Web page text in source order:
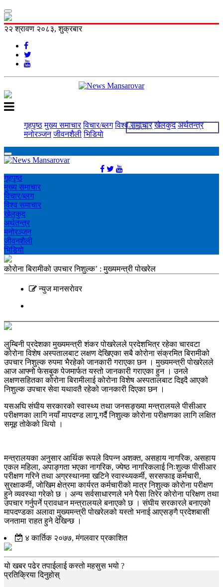
२२ श्रावण २०८३, शुक्रबार
गृहपृष्ठ मुख्य समाचार विचार/ब्लग विश्व समाचार खेलकुद अर्थतन्त्र
मनोरञ्‍जन जीवनशैली भिडियाे
गृहपृष्ठ
मुख्य समाचार
विचार/ब्लग
विश्व समाचार
खेलकुद
अर्थतन्त्र
मनोरञ्‍जन
जीवनशैली
भिडियाे
कोरोना बिरामीको उपचार निशुल्क’ : मुख्यमन्त्री पोखरेल
न्युज मानसराेवर
लुम्बिनी प्रदेशका मुख्यमन्त्री शंकर पोखरेलले प्रदेशभित्र रहेका चारवटा
कोरोना विशेष अस्पतालबाट लक्षण देखिएका सबै कोरोना संक्रमित बिरामीको
उपचार निशुल्क रुपमा भैरहेको जानकारी गराएका छन । मुख्यमन्त्री पोखरेलले
आज आफ्नो फेसबुक पेजमार्फत यस्तो जानकारी गराएका हुन । उनले
लक्षणसहितका कोरोना बिरामीलाई कोरोना विशेष अस्पतालबाट दिइदै आएको
निशुल्क उपचार सेवा यथावतै रहेको जानकारी दिएका छन ।
यसअघि संघीय सरकारको स्वास्थ्य तथा जनसङ्ख्या मन्त्रालयले पीसीआर
परीक्षणका लागि नयाँ मापदण्ड लागू गर्दै निशुल्क कोरोना परीक्षणका लागि लक्षित
समूह तोकेको थियो ।
मन्त्रालयका अनुसार आर्थिक रूपले विपन्न अशक्त, असहाय नागरिक, असहाय
एकल महिला, अपाङ्गता भएका नागरिक, ज्येष्ठ नागरिकलाई निःशुल्क पीसीआर
परीक्षण गरिने तथा अग्रस्थानमा खटिने स्वास्थ्यकर्मी, सरसफाइ कर्मचारी,
सुरक्षाकर्मी, जोखिम क्षेत्रमा कार्यरत कर्मचारीको मात्र निशुल्क कोरोना परीक्षण
हुने व्यवस्था गरेको छ । अन्य सर्वसाधारणले भने पैसा तिरेर कोरोना परिक्षण तथा
उपचार गर्नुपर्ने प्रावधान मन्त्रालयले बनाएको छ । संघीय सरकारले बनाएको
मापदण्डका अलावा मुख्यमन्त्री पोखरेलको यस्तो भनाई आएसङ्गै प्रदेशबासी
जनतामा राहत हुने देखिन्छ ।
४ कार्तिक २०७७, मंगलवार प्रकाशित
यो खबर पढेर तपाईलाई कस्तो महसुस भयो ?
प्रतिक्रिया दिनुहोस्